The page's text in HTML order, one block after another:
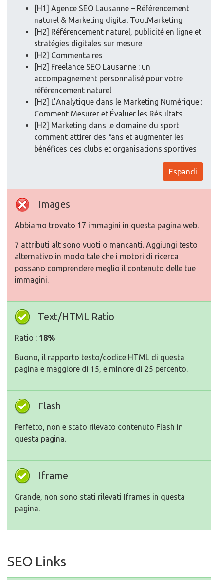
[H1] Agence SEO Lausanne – Référencement
naturel & Marketing digital ToutMarketing
[H2] Référencement naturel, publicité en ligne et
stratégies digitales sur mesure
[H2] Commentaires
[H2] Freelance SEO Lausanne : un
accompagnement personnalisé pour votre
référencement naturel
[H2] L’Analytique dans le Marketing Numérique :
Comment Mesurer et Évaluer les Résultats
[H2] Marketing dans le domaine du sport :
comment attirer des fans et augmenter les
bénéfices des clubs et organisations sportives
Espandi
Images
Abbiamo trovato 17 immagini in questa pagina web.
7 attributi alt sono vuoti o mancanti. Aggiungi testo
alternativo in modo tale che i motori di ricerca
possano comprendere meglio il contenuto delle tue
immagini.
Text/HTML Ratio
Ratio : 18%
Buono, il rapporto testo/codice HTML di questa
pagina e maggiore di 15, e minore di 25 percento.
Flash
Perfetto, non e stato rilevato contenuto Flash in
questa pagina.
Iframe
Grande, non sono stati rilevati Iframes in questa
pagina.
SEO Links